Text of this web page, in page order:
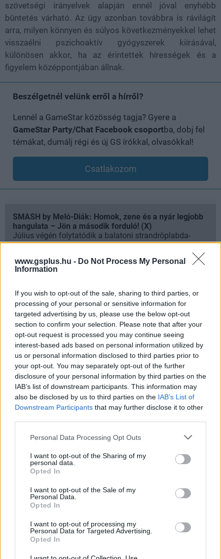
www.gsplus.hu - Do Not Process My Personal
Information
If you wish to opt-out of the sale, sharing to third parties, or
processing of your personal or sensitive information for
targeted advertising by us, please use the below opt-out
section to confirm your selection. Please note that after your
opt-out request is processed you may continue seeing
interest-based ads based on personal information utilized by
us or personal information disclosed to third parties prior to
your opt-out. You may separately opt-out of the further
disclosure of your personal information by third parties on the
IAB’s list of downstream participants. This information may
also be disclosed by us to third parties on the IAB’s List of
Downstream Participants that may further disclose it to other
Please note that this website/app uses one or more Google
not limited to your visit or usage behaviour. You may click to
grant or deny consent to Google and its third-party tags to
use your data for below specified purposes in below Google
consent section.
Personal Data Processing Opt Outs
I want to opt-out of the Sharing of my
personal data.
Opted In
I want to opt-out of the Sale of my
Personal Data.
Opted In
I want to opt-out of processing my
Personal Data for Targeted Advertising.
Opted In
szövetségi irányelvek alapján ennél jóval enyhébb
büntetés várható. Az ügy azonban továbbra is rávilágít
arra, milyen könnyen és súlyos következményekkel lehet
visszaélni pszichoaktív gyógyszerek kiírásával,
különösen akkor, ha az érintettek hírességek és a
figyelem középpontjában állnak.
Beszélgetnél velünk erről a hírről?
Lennél a GameStar közösség tagja? Gyere a
GameStar Party/Chat Facebook csoportba, dobj fel
témákat, dumálj régi és új GS írókkal, olvasókkal!
Csatlakozom
SMASH by Meló-Diák: Homok, zene és a nyár legjobb
hangulata – Jön a második forduló! (X)
Július végén folytatódik a balatoni strandröplabda-
sorozat.
Címkék: #matthew perry #jóbarátok
Hozzászólások
Animációs film készül Tolkien
és C.S. Lewis barátságáról
2025 július 23. 21:03
John Hendrix képregénye alapján készül egész
estés adaptáció a fantasy irodalom két